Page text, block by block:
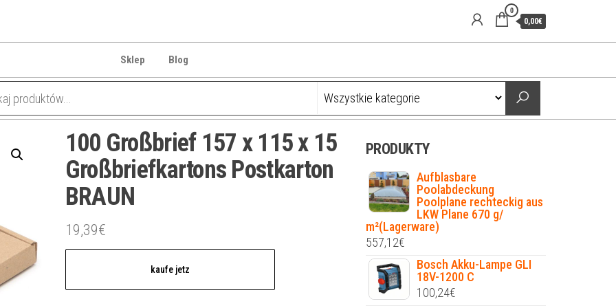
0
0,00€
Sklep Blog
100 Großbrief 157 x 115 x 15
Großbriefkartons Postkarton
BRAUN
19,39€
kaufe jetz
PRODUKTY
Aufblasbare
Poolabdeckung
Poolplane rechteckig aus
LKW Plane 670 g/
m²(Lagerware)
557,12€
Bosch Akku-Lampe GLI
18V-1200 C
100,24€